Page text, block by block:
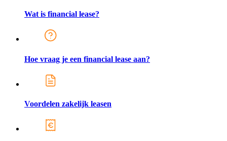
Wat is financial lease?
Hoe vraag je een financial lease aan?
Voordelen zakelijk leasen